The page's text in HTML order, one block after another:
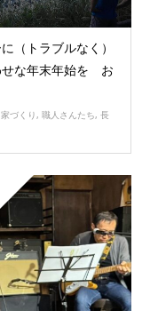
（トラブルなく）
せな年末年始を お
家づくり , 職人さんたち, 長